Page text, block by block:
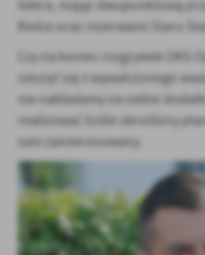
lidera, mając dwupunktową
Kielce oraz rezerwami Staru
Czy na koniec rozgrywek OKS
cieszyć się z wywalczonego
nie nakładamy na siebie
realizować ściśle określony
sam zainteresowany.